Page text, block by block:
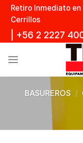
Skip
content
Retiro Inmediato
Cerrillos
+56 2 2227
BASUREROS /